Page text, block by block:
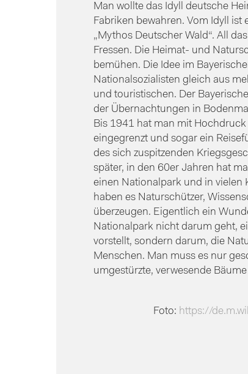
Man wollte das Idyll deutsche
Fabriken bewahren. Vom Idyll ist
„Mythos Deutscher Wald“. All
Fressen. Die Heimat- und
bemühen. Die Idee im
Nationalsozialisten gleich aus
und touristischen. Der
der Übernachtungen in
Bis 1941 hat man mit
eingegrenzt und sogar ein
des sich zuspitzenden
später, in den 60er Jahren hat
einen Nationalpark und in vielen
haben es Naturschützer,
überzeugen. Eigentlich ein
Nationalpark nicht darum geht,
vorstellt, sondern darum, die
Menschen. Man muss es nur
umgestürzte, verwesende
Foto: https://